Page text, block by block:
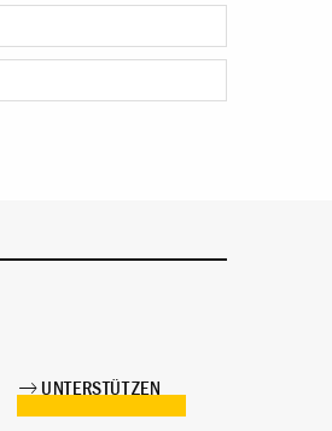
UNTERSTÜTZEN